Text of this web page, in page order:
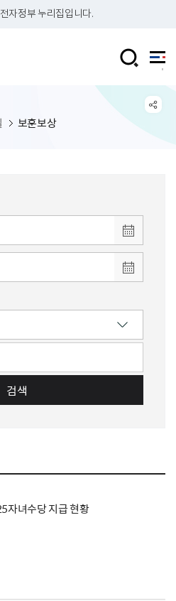
자정부 누리집입니다.
보훈보상
검색
자녀수당 지급 현황